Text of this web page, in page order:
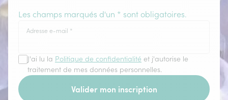
Les champs marqués d'un * sont obligatoires.
Adresse e-mail *
J'ai lu la Politique de confidentialité et j'autorise le
traitement de mes données personnelles.
Valider mon inscription